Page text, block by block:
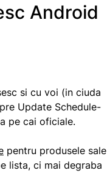
Android
si cu voi (in ciuda
Update Schedule-
pe cai oficiale.
pentru produsele sale
lista, ci mai degraba